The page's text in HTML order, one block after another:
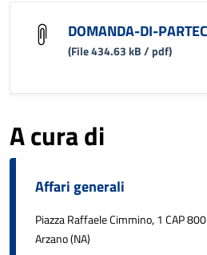
DOMANDA-DI-
(File 434.63 kB / pdf)
A cura di
Affari generali
Piazza Raffaele Cimmino, 1 CAP
Arzano (NA)